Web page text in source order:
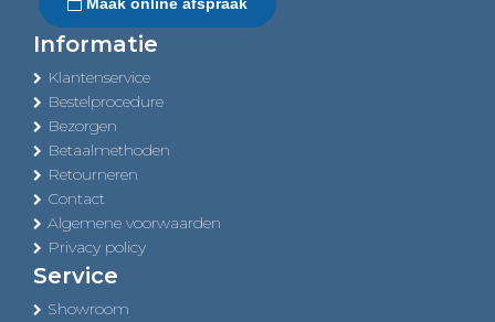
Informatie
Klantenservice
Bestelprocedure
Bezorgen
Betaalmethoden
Retourneren
Contact
Algemene voorwaarden
Privacy policy
Service
Showroom